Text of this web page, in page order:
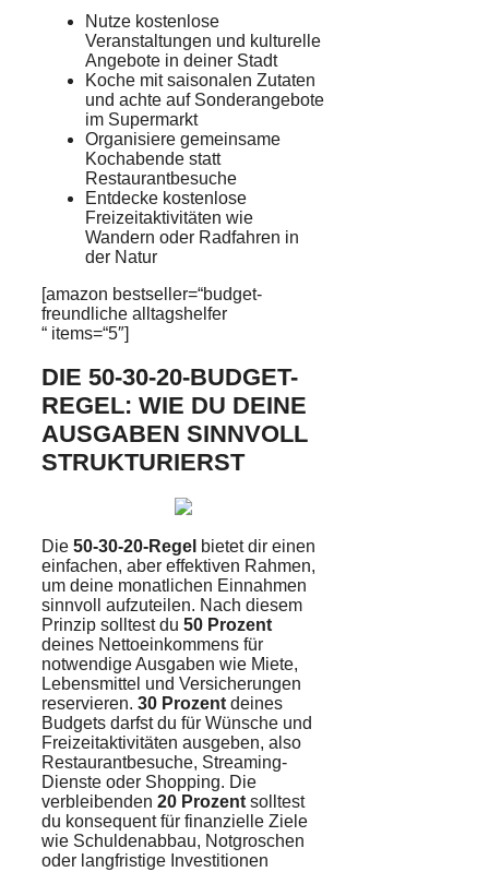
Nutze kostenlose
Veranstaltungen und kulturelle
Angebote in deiner Stadt
Koche mit saisonalen Zutaten
und achte auf Sonderangebote
im Supermarkt
Organisiere gemeinsame
Kochabende statt
Restaurantbesuche
Entdecke kostenlose
Freizeitaktivitäten wie
Wandern oder Radfahren in
der Natur
[amazon bestseller=“budget-
freundliche alltagshelfer
“ items=“5″]
DIE 50-30-20-BUDGET-
REGEL: WIE DU DEINE
AUSGABEN SINNVOLL
STRUKTURIERST
Die 50-30-20-Regel bietet dir einen
einfachen, aber effektiven Rahmen,
um deine monatlichen Einnahmen
sinnvoll aufzuteilen. Nach diesem
Prinzip solltest du 50 Prozent
deines Nettoeinkommens für
notwendige Ausgaben wie Miete,
Lebensmittel und Versicherungen
reservieren. 30 Prozent deines
Budgets darfst du für Wünsche und
Freizeitaktivitäten ausgeben, also
Restaurantbesuche, Streaming-
Dienste oder Shopping. Die
verbleibenden 20 Prozent solltest
du konsequent für finanzielle Ziele
wie Schuldenabbau, Notgroschen
oder langfristige Investitionen